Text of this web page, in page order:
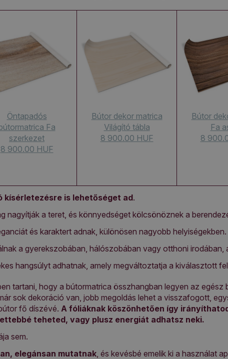
Öntapadós
Fa
szerkezet
8 900.00 HUF
Bútor dekor matrica
Világító tábla
8 900.00 HUF
Bútor
Fa
8
kísérletezésre is lehetőséget ad.
nagyítják a teret, és könnyedséget kölcsönöznek a
és karaktert adnak, különösen nagyobb helyiségekben.
a gyerekszobában, hálószobában vagy otthoni
hangsúlyt adhatnak, amely megváltoztatja a kiválasztott
tartani, hogy a bútormatrica összhangban legyen az egész
sok dekoráció van, jobb megoldás lehet a visszafogott,
fő díszévé. A fóliáknak köszönhetően így
teheted, vagy plusz energiát adhatsz neki.
sem.
elegánsan mutatnak, és kevésbé emelik ki a használat